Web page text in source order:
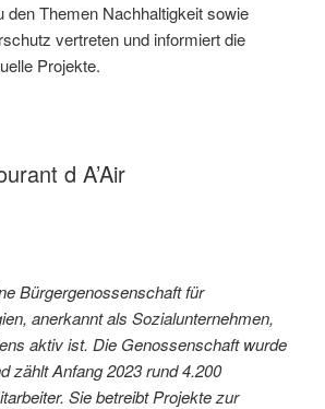
den Themen Nachhaltigkeit sowie
vertreten und informiert die
Projekte.
d A’Air
Bürgergenossenschaft für
anerkannt als Sozialunternehmen,
aktiv ist. Die Genossenschaft wurde
zählt Anfang 2023 rund 4.200
Sie betreibt Projekte zur